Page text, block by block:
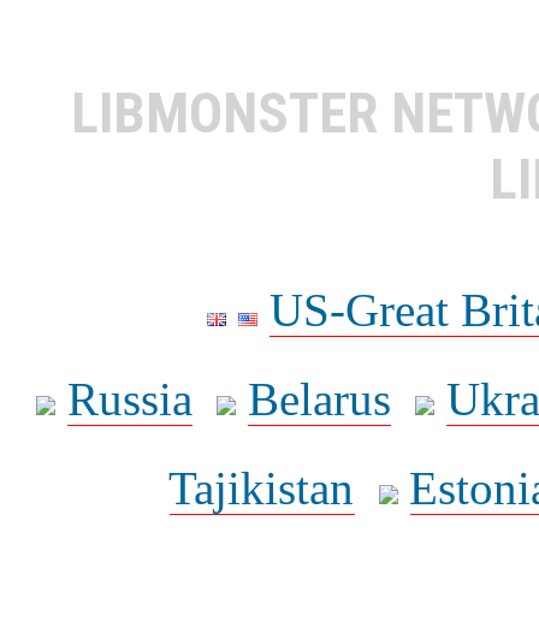
LIBMONSTER
US-Great
Russia
Belarus
Tajikistan